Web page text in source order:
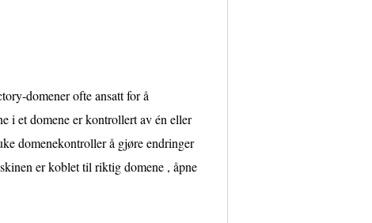
domener ofte ansatt for å
i et domene er kontrollert av én eller
domenekontroller å gjøre endringer
er koblet til riktig domene , åpne